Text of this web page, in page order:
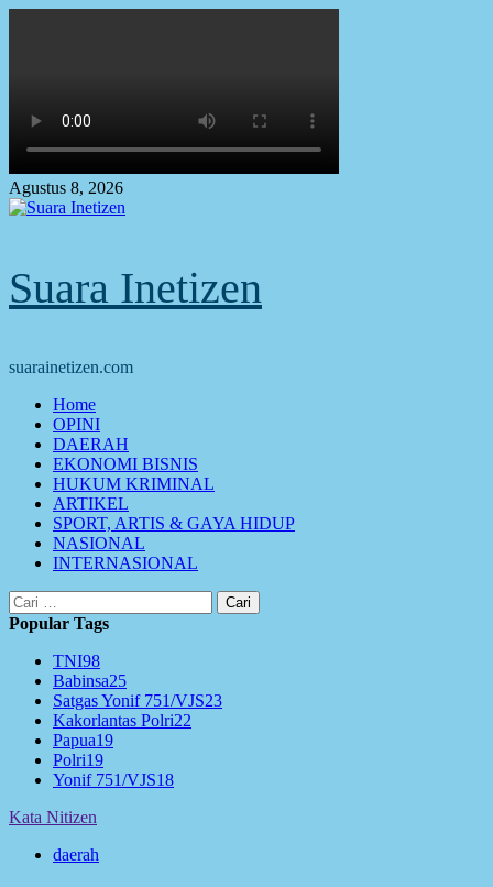
Agustus 8, 2026
Suara Inetizen
suarainetizen.com
Primary
Menu
Home
OPINI
DAERAH
EKONOMI BISNIS
HUKUM KRIMINAL
ARTIKEL
SPORT, ARTIS & GAYA HIDUP
NASIONAL
INTERNASIONAL
Cari
untuk:
Popular Tags
TNI98
Babinsa25
Satgas Yonif 751/VJS23
Kakorlantas Polri22
Papua19
Polri19
Yonif 751/VJS18
Kata Nitizen
daerah